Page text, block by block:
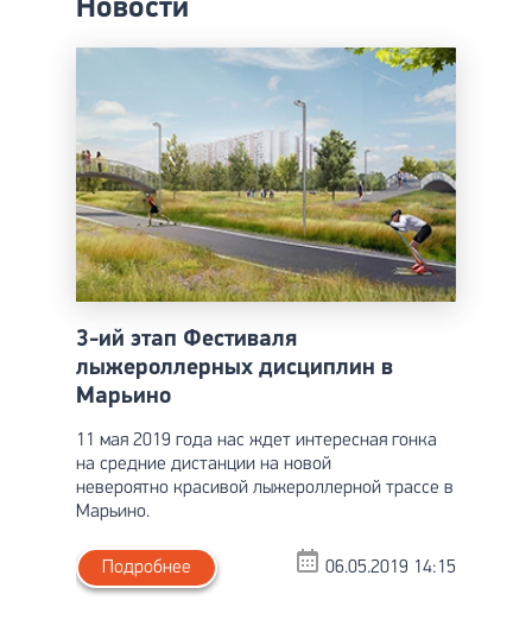
Новости
3-ий этап Фестиваля
лыжероллерных дисциплин в
Марьино
11 мая 2019 года нас ждет интересная гонка
на средние дистанции на новой
невероятно красивой лыжероллерной трассе в
Марьино.
Подробнее 06.05.2019 14:15